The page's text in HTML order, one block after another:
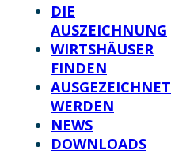
DIE
AUSZEICHNUNG
WIRTSHÄUSER
FINDEN
AUSGEZEICHNET
WERDEN
NEWS
DOWNLOADS